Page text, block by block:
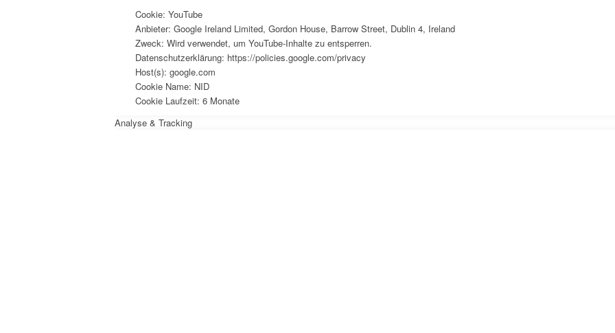
Cookie: YouTube
Anbieter: Google Ireland Limited, Gordon House, Barrow Street, Dublin 4, Ireland
Zweck: Wird verwendet, um YouTube-Inhalte zu entsperren.
Datenschutzerklärung: https://policies.google.com/privacy
Host(s): google.com
Cookie Name: NID
Cookie Laufzeit: 6 Monate
Analyse & Tracking